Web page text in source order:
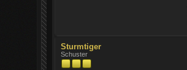
Sturmtiger
Schuster